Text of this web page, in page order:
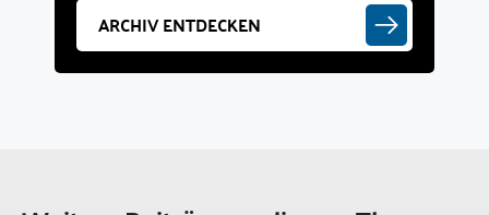
ARCHIV ENTDECKEN